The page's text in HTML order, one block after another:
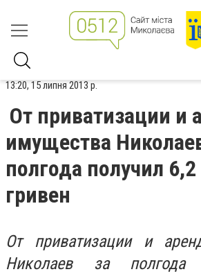
13:20, 15 липня 2013 р.
От приватизации и
имущества
полгода получил
гривен
От приватизации и
Николаев за полгода